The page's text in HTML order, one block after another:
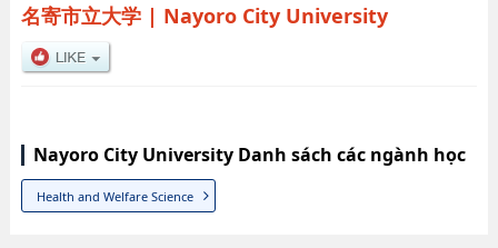
名寄市立大学| Nayoro City University
Nayoro City University Danh sách các ngành học
Health and Welfare Science